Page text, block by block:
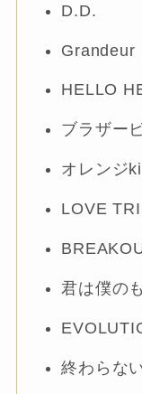
D.D.
Grandeur
HELLO
ブラザー
オレンジ
LOVE
君は僕の
終わらな